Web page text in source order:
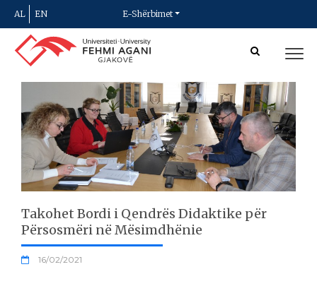
AL EN E-Shërbimet
Takohet Bordi i Qendrës Didaktike për
Përsosmëri në Mësimdhënie
16/02/2021